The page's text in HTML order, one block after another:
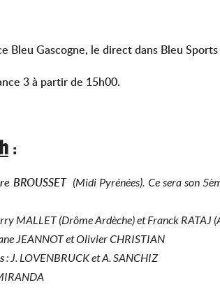
Bleu Gascogne, le direct dans Bleu
3 à partir de 15h00.
:
BROUSSET(Midi Pyrénées). Ce sera son
MALLET (Drôme Ardèche) et Franck RATAJ
JEANNOT et Olivier CHRISTIAN
: J. LOVENBRUCK et A. SANCHIZ